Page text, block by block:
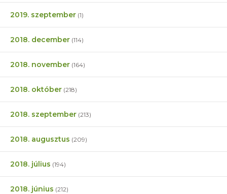
2019. szeptember (1)
2018. december (114)
2018. november (164)
2018. október (218)
2018. szeptember (213)
2018. augusztus (209)
2018. július (194)
2018. június (212)